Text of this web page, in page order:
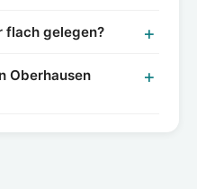
flach gelegen?
Oberhausen